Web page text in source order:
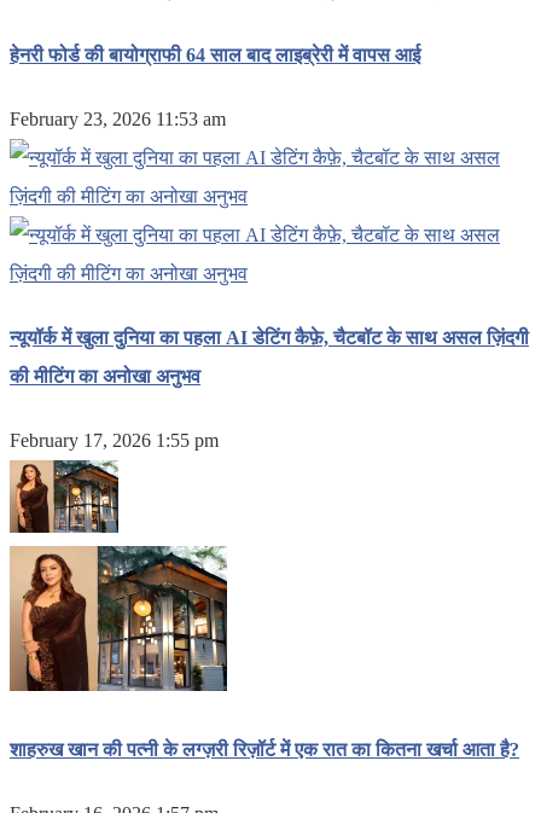
हेनरी फोर्ड की बायोग्राफी 64 साल बाद लाइब्रेरी में वापस आई
February 23, 2026 11:53 am
न्यूयॉर्क में खुला दुनिया का पहला AI डेटिंग कैफ़े, चैटबॉट के साथ असल ज़िंदगी
की मीटिंग का अनोखा अनुभव
February 17, 2026 1:55 pm
शाहरुख खान की पत्नी के लग्ज़री रिज़ॉर्ट में एक रात का कितना खर्चा आता है?